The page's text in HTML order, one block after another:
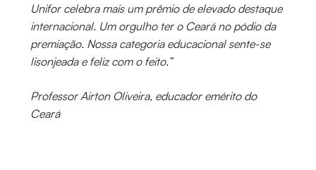
Unifor celebra mais um prêmio de elevado destaque
internacional. Um orgulho ter o Ceará no pódio da
premiação. Nossa categoria educacional sente-se
lisonjeada e feliz com o feito.”
Professor Airton Oliveira, educador emérito do
Ceará